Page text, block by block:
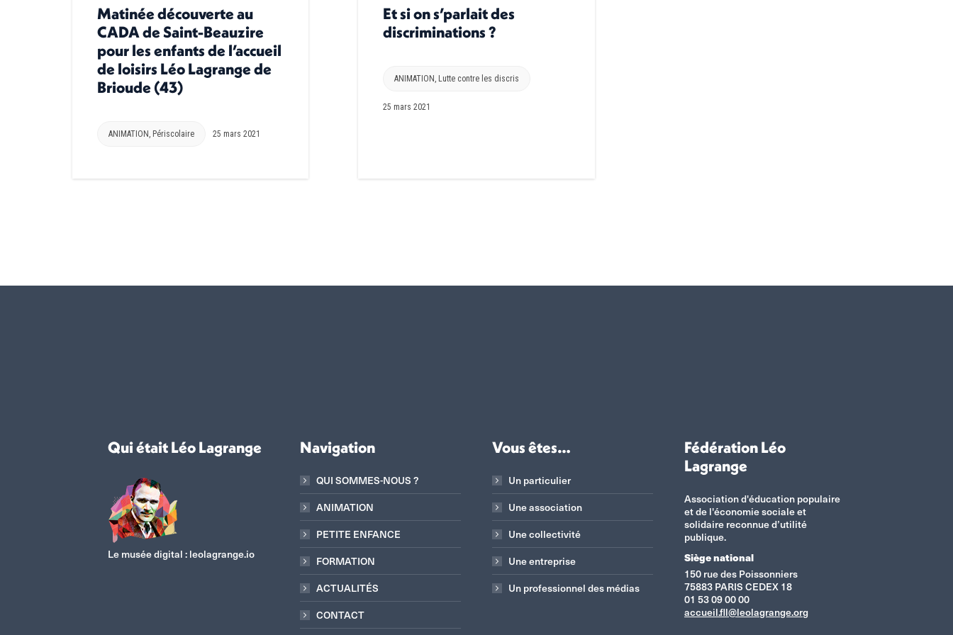
Matinée découverte au
CADA de Saint-Beauzire
pour les enfants de l’accueil
de loisirs Léo Lagrange de
Brioude (43)
ANIMATION , Périscolaire 25 mars 2021
Et si on s’parlait des
discriminations ?
ANIMATION , Lutte contre les discris
25 mars 2021
Qui était Léo Lagrange
Le musée digital : leolagrange.io
Navigation
QUI SOMMES-NOUS ?
ANIMATION
PETITE ENFANCE
FORMATION
ACTUALITÉS
CONTACT
Vous êtes…
Un particulier
Une association
Une collectivité
Une entreprise
Un professionnel des médias
Fédération Léo
Lagrange
Association d'éducation populaire
et de l'économie sociale et
solidaire reconnue d’utilité
publique.
Siège national
150 rue des Poissonniers
75883 PARIS CEDEX 18
01 53 09 00 00
accueil.fll@leolagrange.org